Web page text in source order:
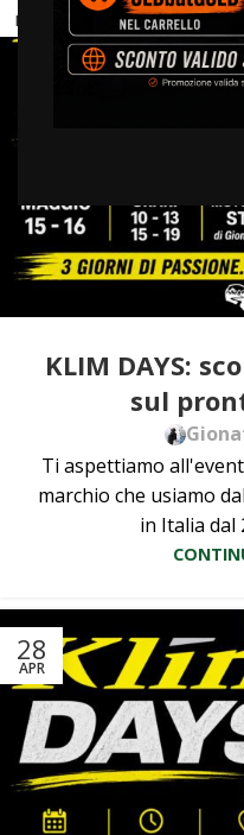
MAG
KLIM DAYS:
sul
Ti aspettiamo
marchio che usiamo
in Italia dal
28
APR